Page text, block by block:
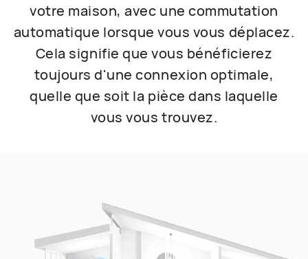
votre maison, avec une commutation
automatique lorsque vous vous déplacez.
Cela signifie que vous bénéficierez
toujours d'une connexion optimale,
quelle que soit la pièce dans laquelle
vous vous trouvez.